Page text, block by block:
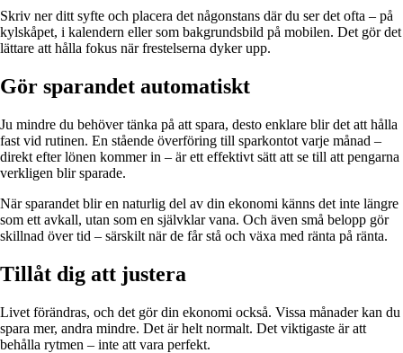
Skriv ner ditt syfte och placera det någonstans där du ser det ofta – på
kylskåpet, i kalendern eller som bakgrundsbild på mobilen. Det gör det
lättare att hålla fokus när frestelserna dyker upp.
Gör sparandet automatiskt
Ju mindre du behöver tänka på att spara, desto enklare blir det att hålla
fast vid rutinen. En stående överföring till sparkontot varje månad –
direkt efter lönen kommer in – är ett effektivt sätt att se till att pengarna
verkligen blir sparade.
När sparandet blir en naturlig del av din ekonomi känns det inte längre
som ett avkall, utan som en självklar vana. Och även små belopp gör
skillnad över tid – särskilt när de får stå och växa med ränta på ränta.
Tillåt dig att justera
Livet förändras, och det gör din ekonomi också. Vissa månader kan du
spara mer, andra mindre. Det är helt normalt. Det viktigaste är att
behålla rytmen – inte att vara perfekt.